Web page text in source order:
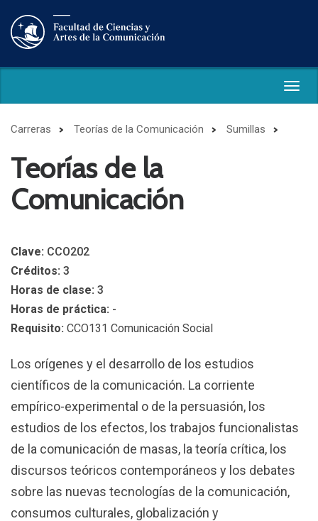
Carreras Teorías de la Comunicación Sumillas
Teorías de la
Comunicación
Clave: CCO202
Créditos: 3
Horas de clase: 3
Horas de práctica: -
Requisito: CCO131 Comunicación Social
Los orígenes y el desarrollo de los estudios
científicos de la comunicación. La corriente
empírico-experimental o de la persuasión, los
estudios de los efectos, los trabajos funcionalistas
de la comunicación de masas, la teoría crítica, los
discursos teóricos contemporáneos y los debates
sobre las nuevas tecnologías de la comunicación,
consumos culturales, globalización y